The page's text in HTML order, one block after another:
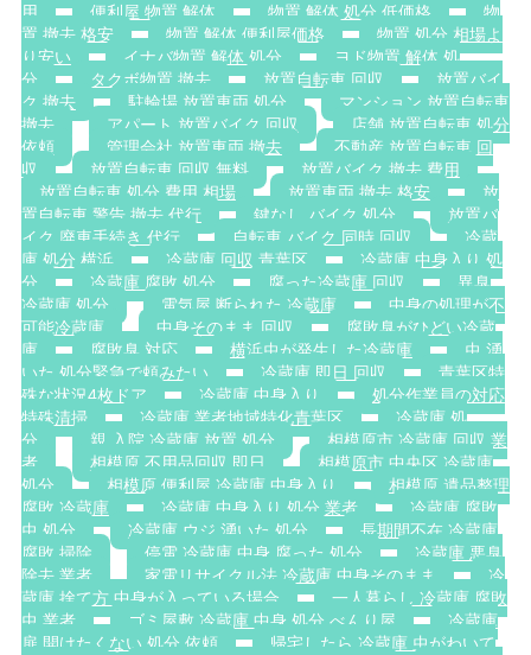
用
便利屋 物置 解体 物置 解体 処分 低価格
物
置 撤去 格安
物置 解体 便利屋価格
物置 処分 相場よ
り安い
イナバ物置 解体 処分
ヨド物置 解体 処
分
タクボ物置 撤去 放置自転車 回収
放置バイ
ク 撤去
駐輪場 放置車両 処分
マンション 放置自転車
撤去
アパート 放置バイク 回収
店舗 放置自転車 処分
依頼
管理会社 放置車両 撤去
不動産 放置自転車 回
収
放置自転車 回収 無料
放置バイク 撤去 費用
放置自転車 処分 費用 相場
放置車両 撤去 格安
放
置自転車 警告 撤去 代行
鍵なし バイク 処分
放置バ
イク 廃車手続き 代行
自転車 バイク 同時 回収
冷蔵
庫 処分 横浜
冷蔵庫 回収 青葉区
冷蔵庫 中身入り 処
分
冷蔵庫 腐敗 処分 腐った冷蔵庫 回収
異臭
冷蔵庫 処分
電気屋 断られた 冷蔵庫
中身の処理が不
可能冷蔵庫
中身そのまま 回収
腐敗臭がひどい冷蔵
庫
腐敗臭 対応 横浜虫が発生した冷蔵庫
虫 湧
いた 処分緊急で頼みたい
冷蔵庫 即日 回収
青葉区特
殊な状況4枚ドア
冷蔵庫 中身入り
処分作業員の対応
特殊清掃
冷蔵庫 業者地域特化青葉区
冷蔵庫 処
分
親 入院 冷蔵庫 放置 処分
相模原市 冷蔵庫 回収 業
者
相模原 不用品回収 即日
相模原市 中央区 冷蔵庫
処分
相模原 便利屋 冷蔵庫 中身入り
相模原 遺品整理
腐敗 冷蔵庫
冷蔵庫 中身入り 処分 業者
冷蔵庫 腐敗
虫 処分
冷蔵庫 ウジ 湧いた 処分
長期間不在 冷蔵庫
腐敗 掃除
停電 冷蔵庫 中身 腐った 処分
冷蔵庫 悪臭
除去 業者
家電リサイクル法 冷蔵庫 中身そのまま
冷
蔵庫 捨て方 中身が入っている場合
一人暮らし 冷蔵庫 腐敗
虫 業者
ゴミ屋敷 冷蔵庫 中身 処分 べんり屋
冷蔵庫
扉 開けたくない 処分 依頼
帰宅したら 冷蔵庫 虫がわいて